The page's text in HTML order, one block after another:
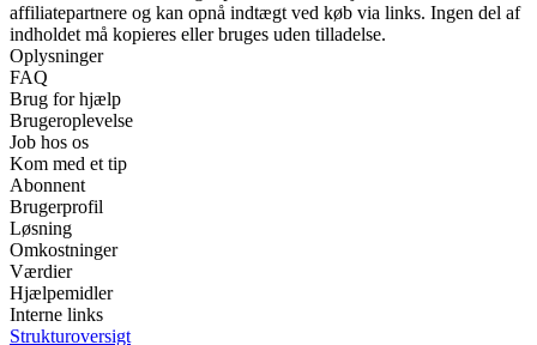
affiliatepartnere og kan opnå indtægt ved køb via links. Ingen del af
indholdet må kopieres eller bruges uden tilladelse.
Oplysninger
FAQ
Brug for hjælp
Brugeroplevelse
Job hos os
Kom med et tip
Abonnent
Brugerprofil
Løsning
Omkostninger
Værdier
Hjælpemidler
Interne links
Strukturoversigt